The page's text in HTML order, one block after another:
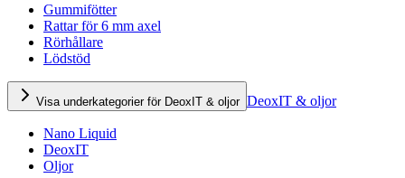
Gummifötter
Rattar för 6 mm axel
Rörhållare
Lödstöd
Visa underkategorier för DeoxIT & oljor DeoxIT & oljor
Nano Liquid
DeoxIT
Oljor